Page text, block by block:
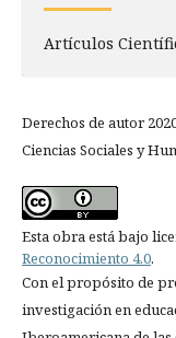
Artículos
Derechos de autor
Ciencias Sociales y
Esta obra está bajo
Reconocimiento 4.0.
Con el propósito de
investigación en